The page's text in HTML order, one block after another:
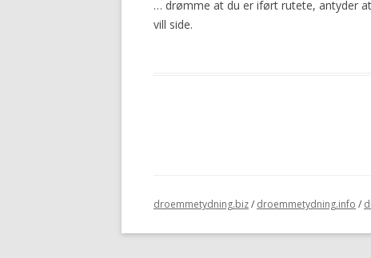
… drømme at du er iført rutete, antyder
vill side.
droemmetydning.biz/ droemmetydning.info /